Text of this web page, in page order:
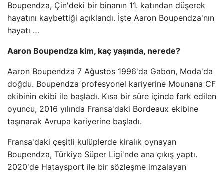
Boupendza, Çin'deki bir binanın 11. katından düşerek
hayatını kaybettiği açıklandı. İşte Aaron Boupendza'nın
hayatı …
Aaron Boupendza kim, kaç yaşında, nerede?
Aaron Boupendza 7 Ağustos 1996'da Gabon, Moda'da
doğdu. Boupendza profesyonel kariyerine Mounana CF
ekibinin ekibi ile başladı. Kısa bir süre içinde fark edilen
oyuncu, 2016 yılında Fransa'daki Bordeaux ekibine
taşınarak Avrupa kariyerine başladı.
Fransa'daki çeşitli kulüplerde kiralık oynayan
Boupendza, Türkiye Süper Ligi'nde ana çıkış yaptı.
2020'de Hataysport ile bir sözleşme imzalayan